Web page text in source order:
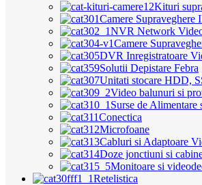
Kituri
Camere Supraveghere
NVR Network
Camere
DVR Inregistratoare
Solutii Depistare Febra
Unitati stocare HDD,
Video balunuri si
Surse de Alimentare
Conectica
Microfoane
Cabluri si Adaptoare
Doze jonctiuni si
Monitoare si
Retelistica